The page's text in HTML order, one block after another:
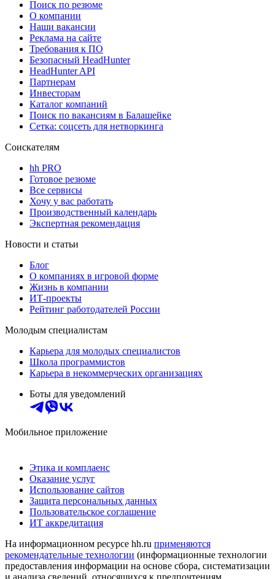
Поиск по резюме
О компании
Наши вакансии
Реклама на сайте
Требования к ПО
Безопасный HeadHunter
HeadHunter API
Партнерам
Инвесторам
Каталог компаний
Поиск по вакансиям в Балашейке
Сетка: соцсеть для нетворкинга
Соискателям
hh PRO
Готовое резюме
Все сервисы
Хочу у вас работать
Производственный календарь
Экспертная рекомендация
Новости и статьи
Блог
О компаниях в игровой форме
Жизнь в компании
ИТ-проекты
Рейтинг работодателей России
Молодым специалистам
Карьера для молодых специалистов
Школа программистов
Карьера в некоммерческих организациях
Боты для уведомлений
Мобильное приложение
Этика и комплаенс
Оказание услуг
Использование сайтов
Защита персональных данных
Пользовательское соглашение
ИТ аккредитация
На информационном ресурсе hh.ru применяются
рекомендательные технологии (информационные технологии
предоставления информации на основе сбора, систематизации